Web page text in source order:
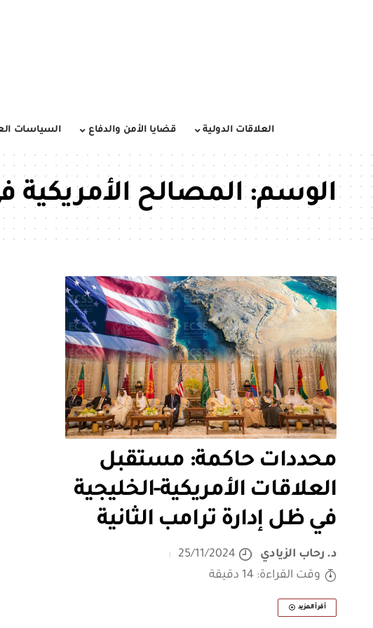
العلاقات الدولية قضايا الأمن والدفاع السياسات
الوسم:المصالح الأمريكية
محددات حاكمة: مستقبل
العلاقات الأمريكية-الخليجية
في ظل إدارة ترامب الثانية
د. رحاب الزيادي
25/11/2024
وقت القراءة: 14 دقيقة
أقرأ المزيد